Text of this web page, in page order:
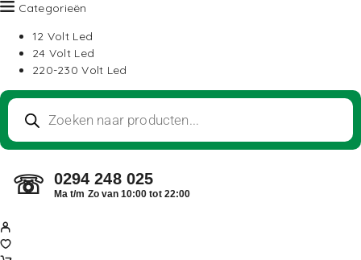
Categorieën
12 Volt Led
24 Volt Led
220-230 Volt Led
☏ 0294 248 025
Ma t/m Zo van 10:00 tot 22:00